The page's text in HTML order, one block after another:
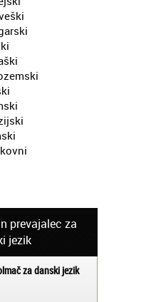
prevajalec za
jezik
za danski jezik